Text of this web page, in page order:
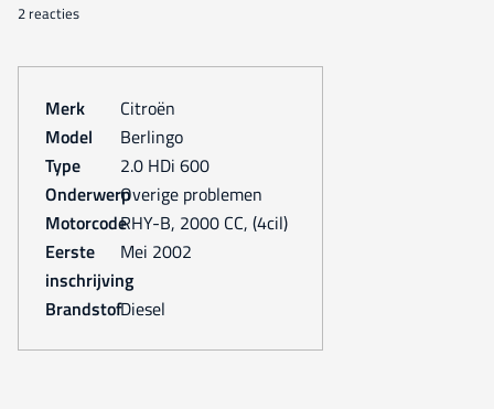
2 reacties
Merk
Citroën
Model
Berlingo
Type
2.0 HDi 600
OnderwerpOverige problemen
Motorcode RHY-B, 2000 CC, (4cil)
Eerste
inschrijving
mei 2002
Brandstof Diesel